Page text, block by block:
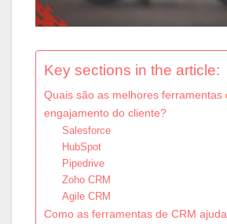
Key sections in the article:
Quais são as melhores ferramentas
engajamento do cliente?
Salesforce
HubSpot
Pipedrive
Zoho CRM
Agile CRM
Como as ferramentas de CRM